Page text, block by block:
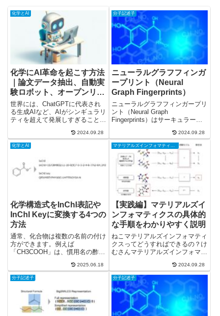
化学とAI
化学にAI革命を起こす方法
｜論文データ抽出、自動実
験ロボット、オープンリポ
ジトリ
世界には、ChatGPTに代表され
る生成AIなど、AIがシンギュラリ
ティを超えて発展しすぎることを
化学の世界はAIが発展しすぎてい
る状況ではなく、むしろ化学はAI
革命に乗り遅れています。化学の
分野でAIを活用し...
2024.09.28
分子記述子
ニューラルグラフフィンガ
ープリント（Neural
Graph Fingerprints）
ニューラルグラフフィンガープリ
ント（Neural Graph
Fingerprints）はサーキュラーフ
じサーキュラーフィンガープリン
トにはECFPがあります。ECFP
は前のレイヤーのarrayを次のレ
イヤーの...
2024.09.28
化学とAI
化学構造式をInChI表記や
InChI Keyに変換する4つの
方法
通常、化合物は複数の名前の付け
方ができます。例えば
「CH3COOH」は、慣用名の酢酸
酸 （Ethanoic acid）のどちらの
表現も正しいです。ただ、化合物
のデータベースを作る際は化合物
と名前が1...
2025.06.18
マテリアルズインフォマティクス
【実践編】マテリアルズイ
ンフォマティクスの具体的
な手順をわかりやすく説明
ねこマテリアルズインフォマティ
クスってどうすればできるの？け
むさんマテリアルズインフォマテ
しますマテリアルズインフォマテ
ィクスの手順の概要マテリアルズ
インフォマティクスには順問題と
逆問題の２種類があります。順
問...
2024.09.28
分子記述子 分子記述子